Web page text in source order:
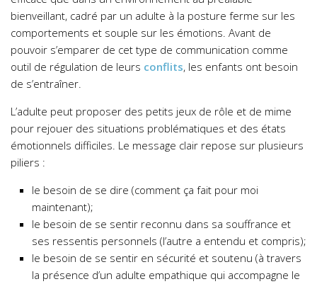
bienveillant, cadré par un adulte à la posture ferme sur les
comportements et souple sur les émotions. Avant de
pouvoir s’emparer de cet type de communication comme
outil de régulation de leurs conflits, les enfants ont besoin
de s’entraîner.
L’adulte peut proposer des petits jeux de rôle et de mime
pour rejouer des situations problématiques et des états
émotionnels difficiles. Le message clair repose sur plusieurs
piliers :
le besoin de se dire (comment ça fait pour moi
maintenant);
le besoin de se sentir reconnu dans sa souffrance et
ses ressentis personnels (l’autre a entendu et compris);
le besoin de se sentir en sécurité et soutenu (à travers
la présence d’un adulte empathique qui accompagne le